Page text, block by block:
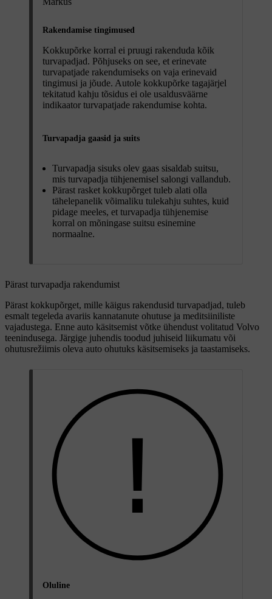
Rakendamise tingimused
Kokkupõrke korral ei pruugi rakenduda kõik
turvapadjad. Põhjuseks on see, et erinevate
turvapatjade rakendumiseks on vaja erinevaid
tingimusi ja jõude. Autole kokkupõrke tagajärjel
tekitatud kahju tõsidus ei ole usaldusväärne
indikaator turvapatjade rakendumise kohta.
Turvapadja gaasid ja suits
Turvapadja sisuks olev gaas sisaldab suitsu,
mis turvapadja tühjenemisel salongi vallandub.
Pärast rasket kokkupõrget tuleb alati olla
tähelepanelik võimaliku tulekahju suhtes, kuid
pidage meeles, et turvapadja tühjenemise
korral on mõningase suitsu esinemine
normaalne.
Pärast turvapadja rakendumist
Pärast kokkupõrget, mille käigus rakendusid turvapadjad, tuleb
esmalt tegeleda avariis kannatanute ohutuse ja meditsiiniliste
vajadustega. Enne auto käsitsemist võtke ühendust volitatud Volvo
teenindusega. Järgige juhendis toodud juhiseid liikumatu või
ohutusrežiimis oleva auto ohutuks käsitsemiseks ja taastamiseks.
Oluline